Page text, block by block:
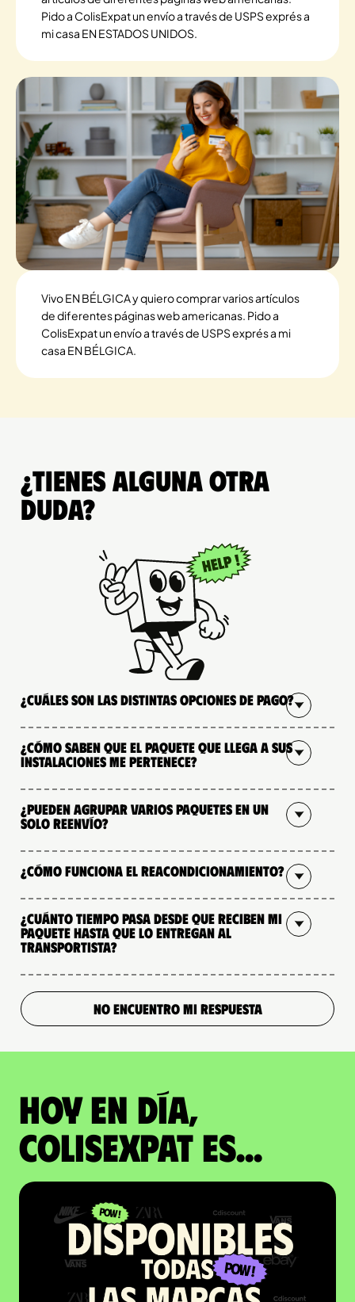
Pido a ColisExpat un envío a través de USPS exprés a
mi casa EN ESTADOS UNIDOS.
Vivo EN BÉLGICA y quiero comprar varios artículos
de diferentes páginas web americanas. Pido a
ColisExpat un envío a través de USPS exprés a mi
casa EN BÉLGICA.
¿Tienes alguna otra
duda?
¿Cuáles son las distintas opciones de pago?
¿Cómo saben que el paquete que llega a sus
instalaciones me pertenece?
¿Pueden agrupar varios paquetes en un
solo reenvío?
¿Cómo funciona el reacondicionamiento?
¿Cuánto tiempo pasa desde que reciben mi
paquete hasta que lo entregan al
transportista?
NO ENCUENTRO MI RESPUESTA
Hoy en día,
ColisExpat es...